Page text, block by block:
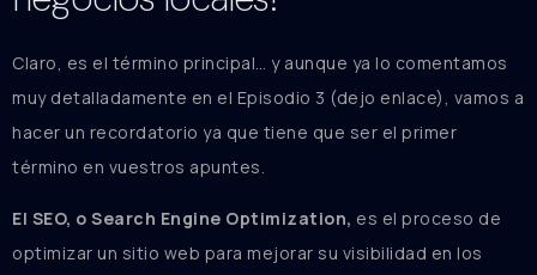
Claro, es el término principal… y aunque ya lo comentamos
muy detalladamente en el Episodio 3 (dejo enlace), vamos a
hacer un recordatorio ya que tiene que ser el primer
término en vuestros apuntes.
El SEO, o Search Engine Optimization, es el proceso de
optimizar un sitio web para mejorar su visibilidad en los